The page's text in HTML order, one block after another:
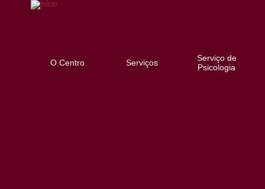
O Centro Serviços
Serviço de
Psicologia